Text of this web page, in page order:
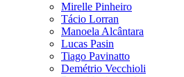
Mirelle Pinheiro
Tácio Lorran
Manoela Alcântara
Lucas Pasin
Tiago Pavinatto
Demétrio Vecchioli